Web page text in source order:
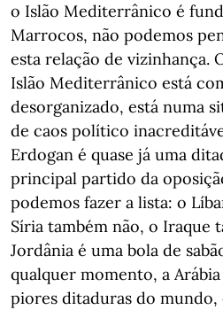
o Islão Mediterrânico é
Marrocos, não podemos
esta relação de vizinhança.
Islão Mediterrânico está
desorganizado, está numa
de caos político
Erdogan é quase já uma
principal partido da
podemos fazer a lista: o
Síria também não, o Iraque
Jordânia é uma bola de
qualquer momento, a
piores ditaduras do mundo,